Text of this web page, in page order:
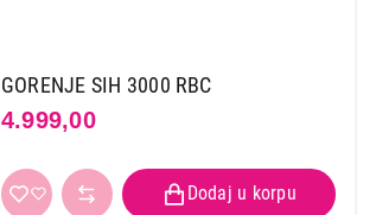
GORENJE SIH 3000 RBC
4.999,00